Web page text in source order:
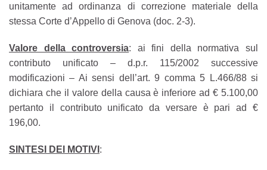
unitamente ad ordinanza di correzione materiale della
stessa Corte d’Appello di Genova (doc. 2-3).
Valore della controversia: ai fini della normativa sul
contributo unificato – d.p.r. 115/2002 successive
modificazioni – Ai sensi dell’art. 9 comma 5 L.466/88 si
dichiara che il valore della causa è inferiore ad € 5.100,00
pertanto il contributo unificato da versare è pari ad €
196,00.
SINTESI DEI MOTIVI :